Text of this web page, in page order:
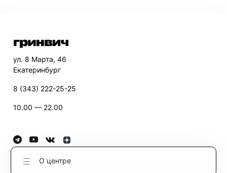
ул. 8 Марта, 46
Екатеринбург
8 (343) 222-25-25
10.00 — 22.00
О центре